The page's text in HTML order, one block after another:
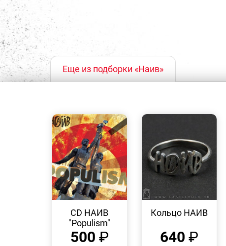
Еще из подборки «Наив»
ПРОСМОТР
CD НАИВ
"Populism"
500 ₽
ПРОСМОТР
Кольцо НАИВ
640 ₽